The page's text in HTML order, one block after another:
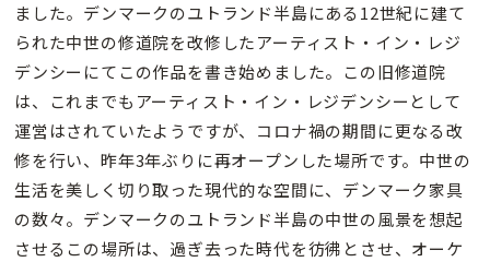
ました。デンマークのユトランド半島にある12世紀に建て
られた中世の修道院を改修したアーティスト・イン・レジ
デンシーにてこの作品を書き始めました。この旧修道院
は、これまでもアーティスト・イン・レジデンシーとして
運営はされていたようですが、コロナ禍の期間に更なる改
修を行い、昨年3年ぶりに再オープンした場所です。中世の
生活を美しく切り取った現代的な空間に、デンマーク家具
の数々。デンマークのユトランド半島の中世の風景を想起
させるこの場所は、過ぎ去った時代を彷彿とさせ、オーケ